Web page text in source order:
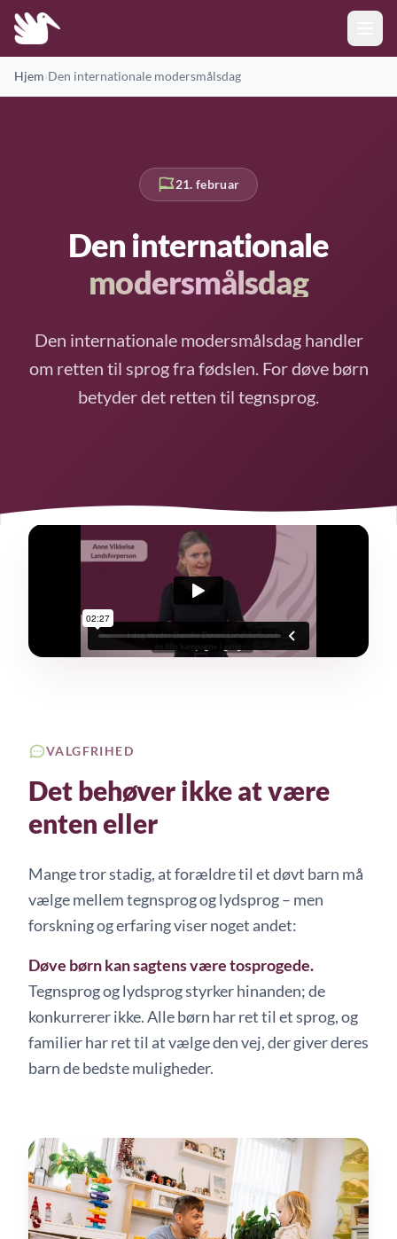
Hjem›Den internationale modersmålsdag
21. februar
Den internationale
modersmålsdag
Den internationale modersmålsdag handler
om retten til sprog fra fødslen. For døve børn
betyder det retten til tegnsprog.
VALGFRIHED
Det behøver ikke at være
enten eller
Mange tror stadig, at forældre til et døvt barn må
vælge mellem tegnsprog og lydsprog – men
forskning og erfaring viser noget andet:
Døve børn kan sagtens være tosprogede.
Tegnsprog og lydsprog styrker hinanden; de
konkurrerer ikke. Alle børn har ret til et sprog, og
familier har ret til at vælge den vej, der giver deres
barn de bedste muligheder.